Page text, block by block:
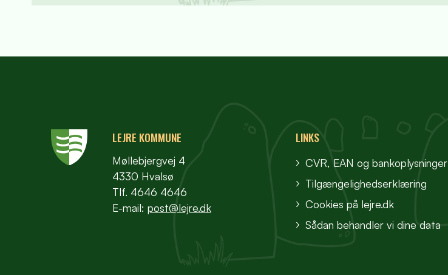
LEJRE KOMMUNE
Møllebjergvej 4
4330 Hvalsø
Tlf. 4646 4646
E-mail: post@lejre.dk
LINKS
CVR, EAN og bankoplysninger
Tilgængelighedserklæring
Cookies på lejre.dk
Sådan behandler vi dine data